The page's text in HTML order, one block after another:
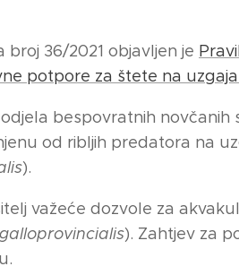
broj 36/2021 objavljen je
potpore za štete na
bespovratnih novčanih
od ribljih predatora na
).
važeće dozvole za
). Zahtjev za